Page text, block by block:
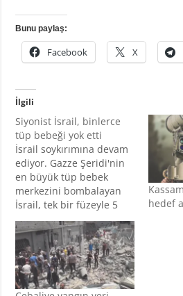
Bunu paylaş:
Facebook X
İlgili
Siyonist İsrail, binlerce
tüp bebeği yok etti
İsrail soykırımına devam
ediyor. Gazze Şeridi'nin
en büyük tüp bebek
merkezini bombalayan
İsrail, tek bir füzeyle 5
bin cana kıydı. İşgalci
İsrail’in Filistinlilere
yönelik soykırımı devam
ederken, işgalci Siyonist
yönetimi henüz
doğmamış çocukları da
hedef